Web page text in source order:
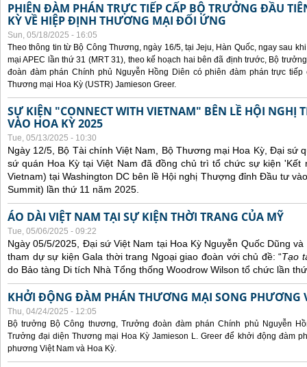
PHIÊN ĐÀM PHÁN TRỰC TIẾP CẤP BỘ TRƯỞNG ĐẦU
KỲ VỀ HIỆP ĐỊNH THƯƠNG MẠI ĐỐI ỨNG
Sun, 05/18/2025 - 16:05
Theo thông tin từ Bộ Công Thương, ngày 16/5, tại Jeju, Hàn Quốc, ngay sau
mại APEC lần thứ 31 (MRT 31), theo kế hoạch hai bên đã định trước, Bộ
đoàn đàm phán Chính phủ Nguyễn Hồng Diên có phiên đàm phán trực
Thương mại Hoa Kỳ (USTR) Jamieson Greer.
SỰ KIỆN "CONNECT WITH VIETNAM" BÊN LỀ HỘI
VÀO HOA KỲ 2025
Tue, 05/13/2025 - 10:30
Ngày 12/5, Bộ Tài chính Việt Nam, Bộ Thương mại Hoa Kỳ, Đại sứ
sứ quán Hoa Kỳ tại Việt Nam đã đồng chủ trì tổ chức sự kiện 'Kết
Vietnam) tại Washington DC bên lề Hội nghị Thượng đỉnh Đầu tư
Summit) lần thứ 11 năm 2025.
ÁO DÀI VIỆT NAM TẠI SỰ KIỆN THỜI TRANG CỦA MỸ
Tue, 05/06/2025 - 09:22
Ngày 05/5/2025, Đại sứ Việt Nam tại Hoa Kỳ Nguyễn Quốc Dũng
tham dự sự kiện Gala thời trang Ngoại giao đoàn với chủ đề: “Tạo
do Bảo tàng Di tích Nhà Tổng thống Woodrow Wilson tổ chức lần
KHỞI ĐỘNG ĐÀM PHÁN THƯƠNG MẠI SONG PHƯƠNG
Thu, 04/24/2025 - 12:05
Bộ trưởng Bộ Công thương, Trưởng đoàn đàm phán Chính phủ Nguyễn
Trưởng đại diện Thương mại Hoa Kỳ Jamieson L. Greer để khởi động đàm
phương Việt Nam và Hoa Kỳ.